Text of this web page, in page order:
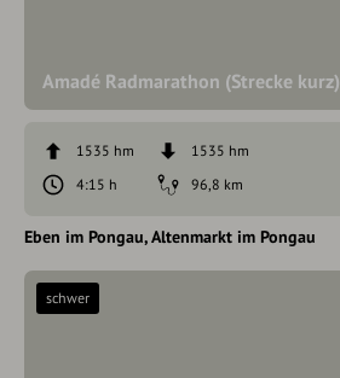
Amadé Radmarathon (Strecke kurz)
1535 hm
1535 hm
4:15 h
96,8 km
Eben im Pongau Altenmarkt im Pongau
schwer